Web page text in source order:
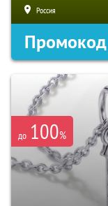
Россия
Промокод
до 100%